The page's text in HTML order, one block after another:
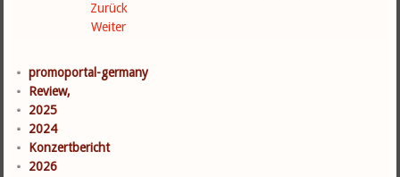
Zurück
Weiter
promoportal-germany
Review,
2025
2024
Konzertbericht
2026